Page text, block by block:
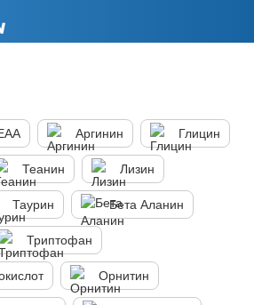
Аргинин Глицин
Теанин Лизин
Таурин Бета Аланин
Триптофан
Орнитин